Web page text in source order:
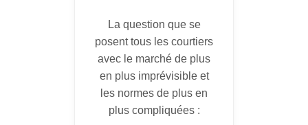
La question que se
posent tous les courtiers
avec le marché de plus
en plus imprévisible et
les normes de plus en
plus compliquées :